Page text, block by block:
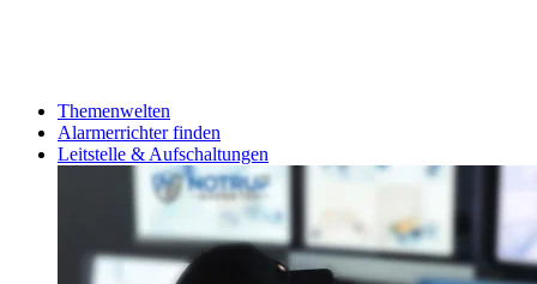
Themenwelten
Alarmerrichter finden
Leitstelle & Aufschaltungen